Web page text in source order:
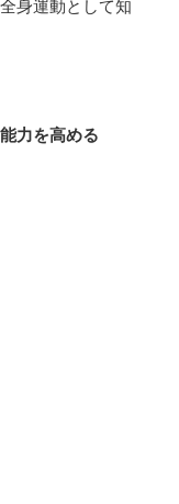
身運動として知
力を高める